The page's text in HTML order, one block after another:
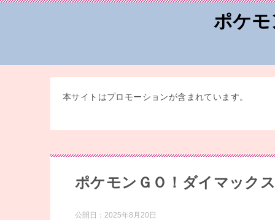
ポケ
本サイトはプロモーションが含まれています。
ポケモンＧＯ！ダイマック
公開日： 2025年8月20日